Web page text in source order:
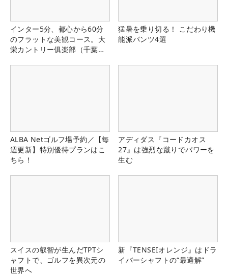
インター5分、都心から60分
のフラットな美観コース。大
栄カントリー俱楽部（千葉
猛暑を乗り切る！ こだわり機
能派パンツ4選
ALBA Netゴルフ場予約／【毎
週更新】特別優待プランはこ
ちら！
アディダス『コードカオス
27』は強烈な蹴りでパワーを
生む
スイスの叡智が生んだTPTシ
ャフトで、ゴルフを異次元の
世界へ
新『TENSEIオレンジ』はドラ
イバーシャフトの“最適解”